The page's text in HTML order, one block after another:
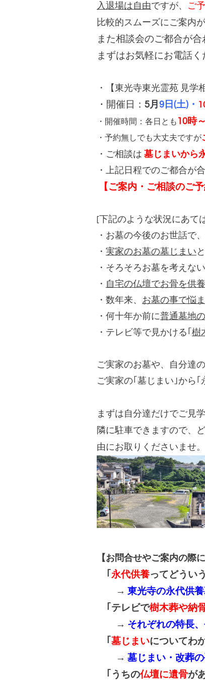
入退場は自由ですが、 ご
比較的スムーズにご案内
また相談会のご都合が
まずはお気軽にお電話く
・【東光寺東光霊苑 見学
・開催日： 5月 9 日(土)・
・開催時間：各日とも 10時
・予約無しでも大丈夫ですが
・ご相談は 墓じまいから
・上記日程でのご都合が
【ご案内・ご相談のご
[下記のような状況にあて
・お墓の今後のお世話で、
・ 実家のお墓の墓じまい
・そろそろお墓を考えな
・ 自宅の仏壇でお骨を供
・数年来、 お墓の事で悩
・何十年か前に普通墓地
・テレビ等で見かける｢ 樹
ご実家のお墓や、自分達
ご実家の｢墓じまい｣から
まずは自分達だけでご見
隣に駐車できますので、
由にお取りくださいませ。
【お問合せやご案内の際
｢ 永代供養ってどうい
→ 東光寺の永代供
｢テレビで樹木葬や納
→ それぞれの特長
｢ 墓じまいについてわ
→ 墓じまい・改葬
｢うちの仏壇に遺骨が